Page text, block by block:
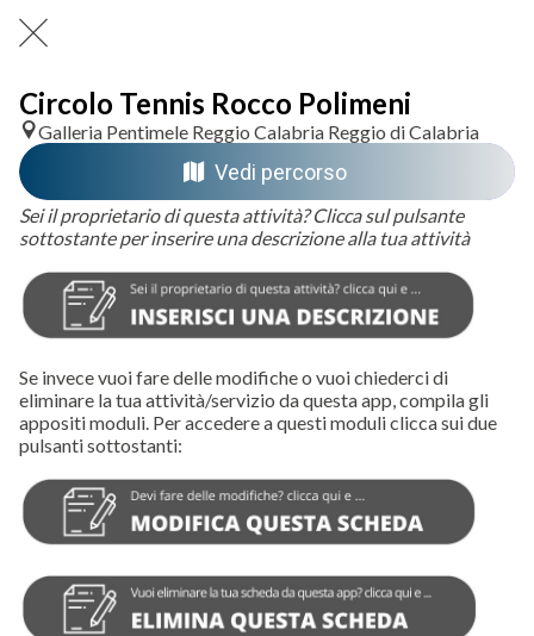
Circolo Tennis Rocco Polimeni
Galleria Pentimele Reggio Calabria Reggio di Calabria
Vedi percorso
Sei il proprietario di questa attività? Clicca sul pulsante
sottostante per inserire una descrizione alla tua attività
Se invece vuoi fare delle modifiche o vuoi chiederci di
eliminare la tua attività/servizio da questa app, compila gli
appositi moduli. Per accedere a questi moduli clicca sui due
pulsanti sottostanti: